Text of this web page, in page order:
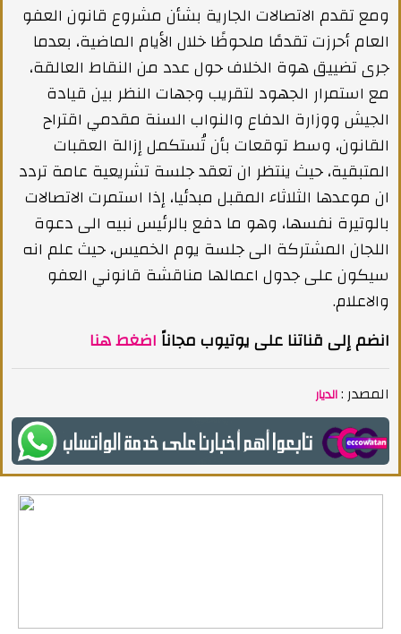
ومع تقدم الاتصالات الجارية بشأن مشروع قانون العفو
العام أحرزت تقدمًا ملحوظًا خلال الأيام الماضية، بعدما
جرى تضييق هوة الخلاف حول عدد من النقاط العالقة،
مع استمرار الجهود لتقريب وجهات النظر بين قيادة
الجيش ووزارة الدفاع والنواب السنة مقدمي اقتراح
القانون، وسط توقعات بأن تُستكمل إزالة العقبات
المتبقية، حيث ينتظر ان تعقد جلسة تشريعية عامة تردد
ان موعدها الثلاثاء المقبل مبدئيا، إذا استمرت الاتصالات
بالوتيرة نفسها، وهو ما دفع بالرئيس نبيه الى دعوة
اللجان المشتركة الى جلسة يوم الخميس، حيث علم انه
سيكون على جدول اعمالها مناقشة قانوني العفو
والاعلام.
انضم إلى قناتنا على يوتيوب مجاناً اضغط هنا
المصدر :الديار